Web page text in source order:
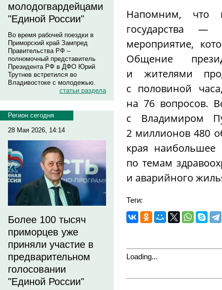
молодогвардейцами
"Единой России"
Во время рабочей поездки в
Приморский край Зампред
Правительства РФ –
полномочный представитель
Президента РФ в ДФО Юрий
Трутнев встретился во
Владивостоке с молодежью.
статьи раздела
Регион сегодня
28 Мая 2026, 14:14
Более 100 тысяч
приморцев уже
приняли участие в
предварительном
голосовании
"Единой России"
Напомним, что
государства —
мероприятие,
Общение
и жителями
с половиной
на 76 вопросов.
с Владимиром
2 миллионов 480
края наибольшее
по темам
и аварийного
Теги:
Loading...